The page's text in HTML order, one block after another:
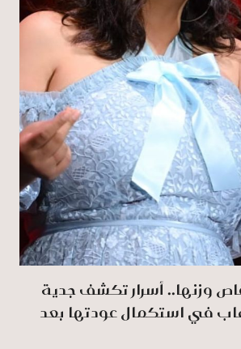
وزنها.. أسرار تكشف جدية
في استكمال عودتها بعد